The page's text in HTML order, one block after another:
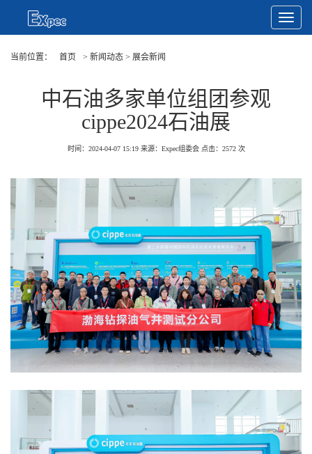
Toggle
当前位置：
首页 > 新闻动态 > 展会新闻
中石油多家单位组团参观
cippe2024石油展
时间：2024-04-07 15:19 来源：Expec组委会 点击： 2572 次